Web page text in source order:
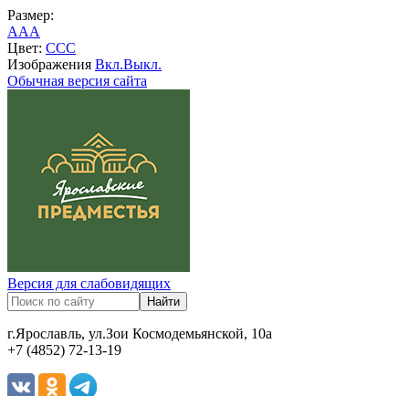
Размер:
AAA
Цвет: CCC
Изображения Вкл.Выкл.
Обычная версия сайта
Версия для слабовидящих
г.Ярославль, ул.Зои Космодемьянской, 10а
+7 (4852) 72-13-19